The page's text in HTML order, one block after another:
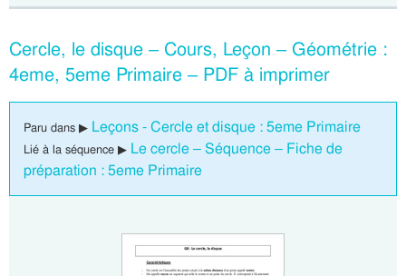
Cercle, le disque – Cours, Leçon – Géométrie :
4eme, 5eme Primaire – PDF à imprimer
Paru dans ▶ Leçons - Cercle et disque : 5eme Primaire
Lié à la séquence ▶ Le cercle – Séquence – Fiche de
préparation : 5eme Primaire